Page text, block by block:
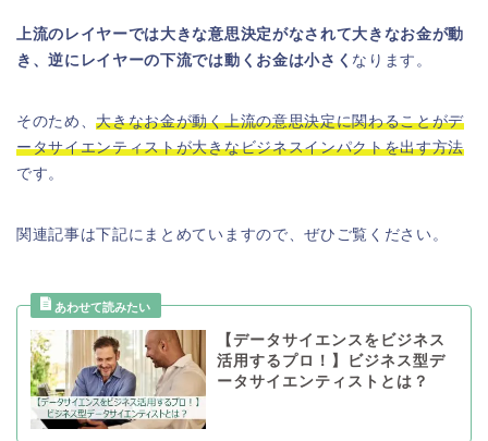
上流のレイヤーでは大きな意思決定がなされて大きなお金が動
き、逆にレイヤーの下流では動くお金は小さく なります。
そのため、大きなお金が動く上流の意思決定に関わることがデ
ータサイエンティストが大きなビジネスインパクトを出す方法
です。
関連記事は下記にまとめていますので、ぜひご覧ください。
【データサイエンスをビジネス
活用するプロ！】ビジネス型デ
ータサイエンティストとは？